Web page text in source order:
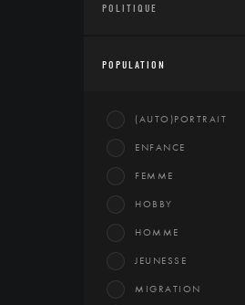
POLITIQUE
POPULATION
(AUTO)PORTRAIT
ENFANCE
FEMME
HOBBY
HOMME
JEUNESSE
MIGRATION